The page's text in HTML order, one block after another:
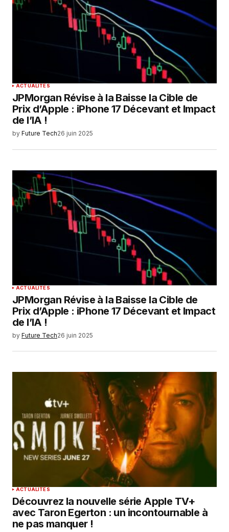
ACTUALITÉS
JPMorgan Révise à la Baisse la Cible de
Prix d’Apple : iPhone 17 Décevant et Impact
de l’IA !
by Future Tech26 juin 2025
ACTUALITÉS
JPMorgan Révise à la Baisse la Cible de
Prix d’Apple : iPhone 17 Décevant et Impact
de l’IA !
by Future Tech26 juin 2025
ACTUALITÉS
Découvrez la nouvelle série Apple TV+
avec Taron Egerton : un incontournable à
ne pas manquer !